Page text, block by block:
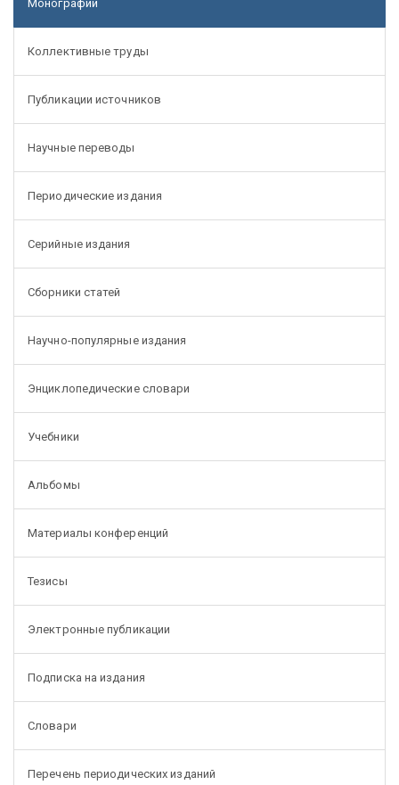
Монографии
Коллективные труды
Публикации источников
Научные переводы
Периодические издания
Серийные издания
Сборники статей
Научно-популярные издания
Энциклопедические словари
Учебники
Альбомы
Материалы конференций
Тезисы
Электронные публикации
Подписка на издания
Словари
Перечень периодических изданий